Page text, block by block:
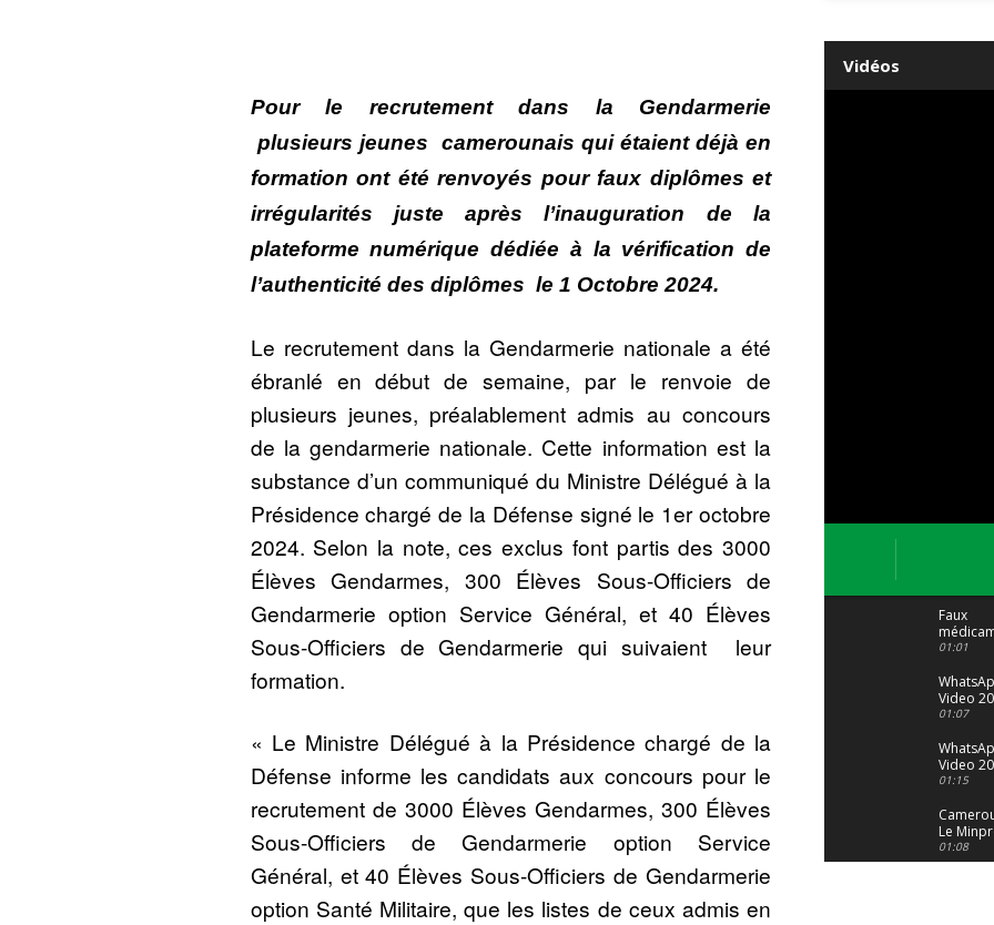
Pour le recrutement dans la Gendarmerie
plusieurs jeunes camerounais qui étaient déjà en
formation ont été renvoyés pour faux diplômes et
irrégularités juste après l’inauguration de la
plateforme numérique dédiée à la vérification de
l’authenticité des diplômes le 1 Octobre 2024.
Le recrutement dans la Gendarmerie nationale a été
ébranlé en début de semaine, par le renvoie de
plusieurs jeunes, préalablement admis au concours
de la gendarmerie nationale. Cette information est la
substance d’un communiqué du Ministre Délégué à la
Présidence chargé de la Défense signé le 1er octobre
2024. Selon la note, ces exclus font partis des 3000
Élèves Gendarmes, 300 Élèves Sous-Officiers de
Gendarmerie option Service Général, et 40 Élèves
Sous-Officiers de Gendarmerie qui suivaient leur
formation.
« Le Ministre Délégué à la Présidence chargé de la
Défense informe les candidats aux concours pour le
recrutement de 3000 Élèves Gendarmes, 300 Élèves
Sous-Officiers de Gendarmerie option Service
Général, et 40 Élèves Sous-Officiers de Gendarmerie
option Santé Militaire, que les listes de ceux admis en
Vidéos
Faux
: Le trafic
malgré
01:01
Video
04 at 15
01:07
Video
29 at 12
01:15
Le
alerte
dérives
01:08